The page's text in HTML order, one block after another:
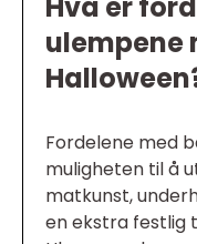
Hva er
ulempene
Fordelene med
muligheten til å
matkunst,
en ekstra festlig